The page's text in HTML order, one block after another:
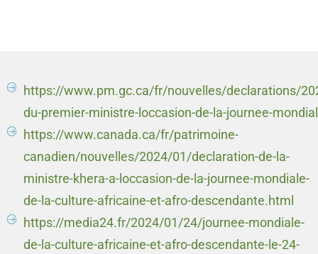
https://www.pm.gc.ca/fr/nouvelles/declarations/
du-premier-ministre-loccasion-de-la-journee-
https://www.canada.ca/fr/patrimoine-
canadien/nouvelles/2024/01/declaration-de-la-
ministre-khera-a-loccasion-de-la-journee-mondiale-
de-la-culture-africaine-et-afro-descendante.html
https://media24.fr/2024/01/24/journee-mondiale-
de-la-culture-africaine-et-afro-descendante-le-24-